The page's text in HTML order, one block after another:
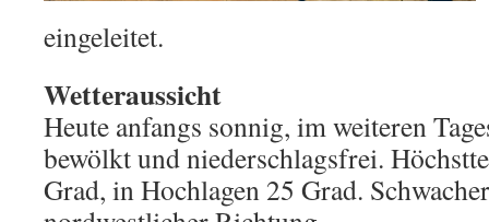
eingeleitet.
Wetteraussicht
Heute anfangs sonnig, im weiteren
bewölkt und niederschlagsfrei.
Grad, in Hochlagen 25 Grad.